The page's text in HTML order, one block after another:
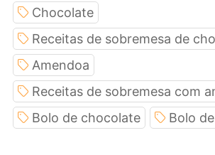
Chocolate
Receitas de sobremesa de
Amendoa
Receitas de sobremesa com
Bolo de chocolate
Bolo